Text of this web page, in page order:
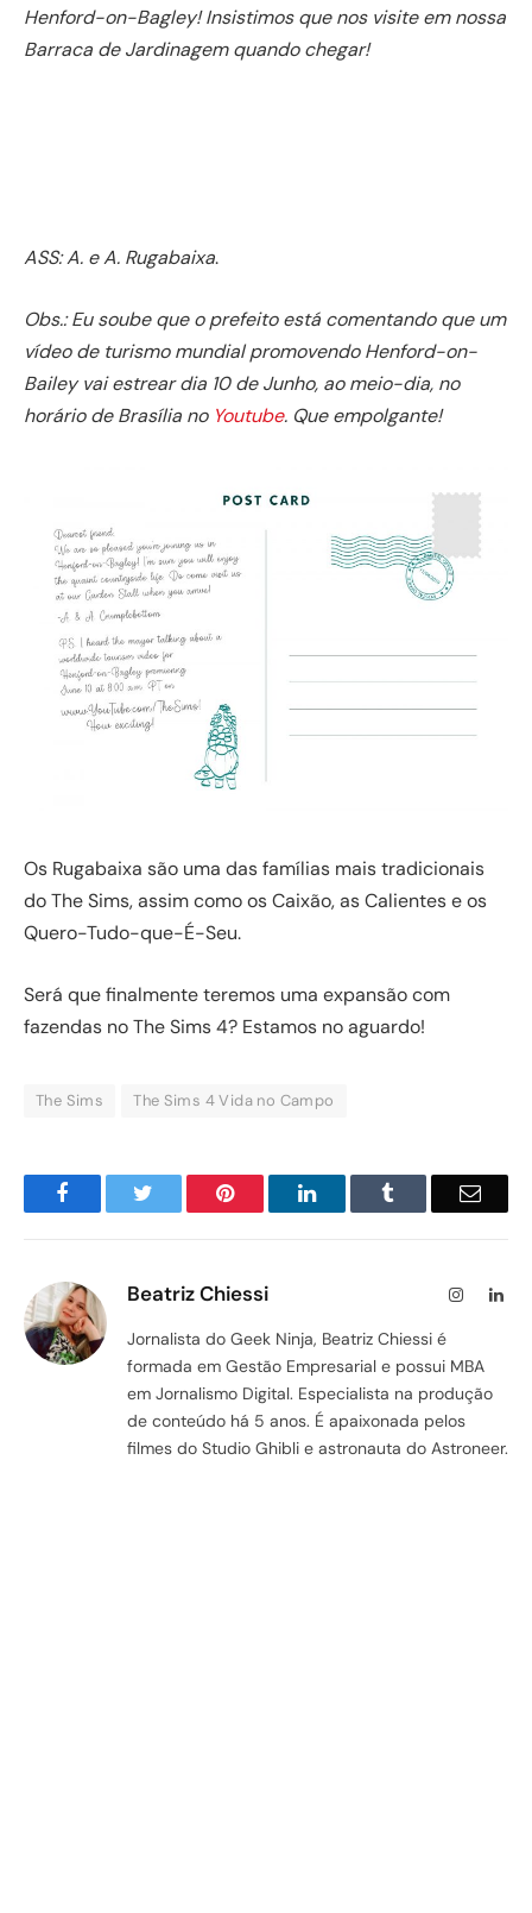
Henford-on-Bagley! Insistimos que nos visite em nossa
Barraca de Jardinagem quando chegar!
ASS: A. e A. Rugabaixa.
Obs.: Eu soube que o prefeito está comentando que um
vídeo de turismo mundial promovendo Henford-on-
Bailey vai estrear dia 10 de Junho, ao meio-dia, no
horário de Brasília no Youtube. Que empolgante!
Os Rugabaixa são uma das famílias mais tradicionais
do The Sims, assim como os Caixão, as Calientes e os
Quero-Tudo-que-É-Seu.
Será que finalmente teremos uma expansão com
fazendas no The Sims 4? Estamos no aguardo!
The Sims The Sims 4 Vida no Campo
Facebook Pinterest LinkedIn Email
Beatriz Chiessi Instagram
Jornalista do Geek Ninja, Beatriz Chiessi é
formada em Gestão Empresarial e possui MBA
em Jornalismo Digital. Especialista na produção
de conteúdo há 5 anos. É apaixonada pelos
filmes do Studio Ghibli e astronauta do Astroneer.